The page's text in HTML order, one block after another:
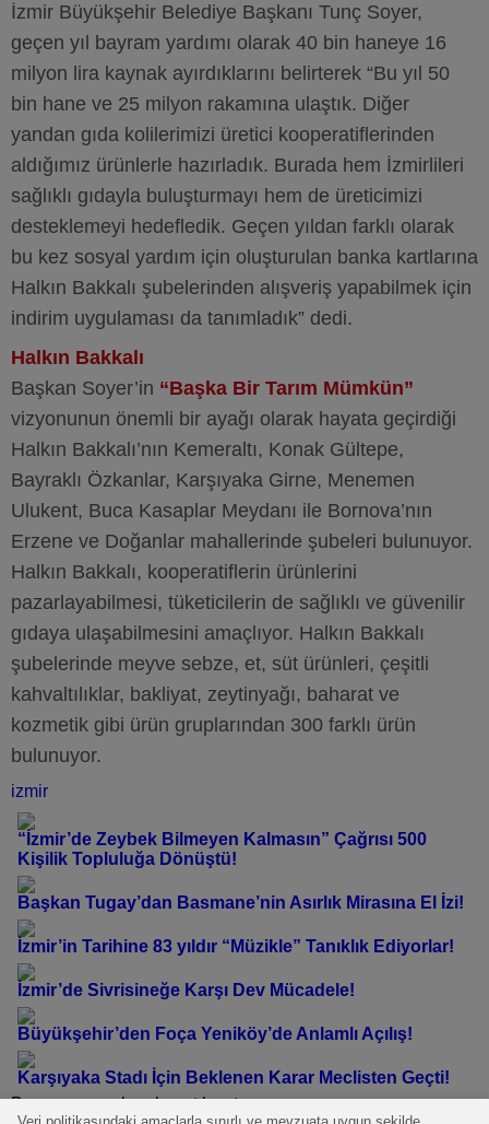
İzmir Büyükşehir Belediye Başkanı Tunç Soyer,
geçen yıl bayram yardımı olarak 40 bin haneye 16
milyon lira kaynak ayırdıklarını belirterek “Bu yıl 50
bin hane ve 25 milyon rakamına ulaştık. Diğer
yandan gıda kolilerimizi üretici kooperatiflerinden
aldığımız ürünlerle hazırladık. Burada hem İzmirlileri
sağlıklı gıdayla buluşturmayı hem de üreticimizi
desteklemeyi hedefledik. Geçen yıldan farklı olarak
bu kez sosyal yardım için oluşturulan banka kartlarına
Halkın Bakkalı şubelerinden alışveriş yapabilmek için
indirim uygulaması da tanımladık” dedi.
Halkın Bakkalı
Başkan Soyer’in “Başka Bir Tarım Mümkün”
vizyonunun önemli bir ayağı olarak hayata geçirdiği
Halkın Bakkalı’nın Kemeraltı, Konak Gültepe,
Bayraklı Özkanlar, Karşıyaka Girne, Menemen
Ulukent, Buca Kasaplar Meydanı ile Bornova’nın
Erzene ve Doğanlar mahallerinde şubeleri bulunuyor.
Halkın Bakkalı, kooperatiflerin ürünlerini
pazarlayabilmesi, tüketicilerin de sağlıklı ve güvenilir
gıdaya ulaşabilmesini amaçlıyor. Halkın Bakkalı
şubelerinde meyve sebze, et, süt ürünleri, çeşitli
kahvaltılıklar, bakliyat, zeytinyağı, baharat ve
kozmetik gibi ürün gruplarından 300 farklı ürün
bulunuyor.
izmir
“İzmir’de Zeybek Bilmeyen Kalmasın” Çağrısı 500
Kişilik Topluluğa Dönüştü!
Başkan Tugay’dan Basmane’nin Asırlık Mirasına El İzi!
İzmir’in Tarihine 83 yıldır “Müzikle” Tanıklık Ediyorlar!
İzmir’de Sivrisineğe Karşı Dev Mücadele!
Büyükşehir’den Foça Yeniköy’de Anlamlı Açılış!
Karşıyaka Stadı İçin Beklenen Karar Meclisten Geçti!
Bu yazı yorumlara kapatılmıştır.